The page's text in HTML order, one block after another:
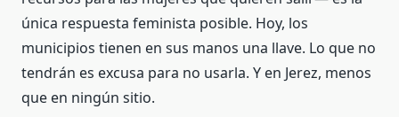
única respuesta feminista posible. Hoy, los
municipios tienen en sus manos una llave. Lo que no
tendrán es excusa para no usarla. Y en Jerez, menos
que en ningún sitio.